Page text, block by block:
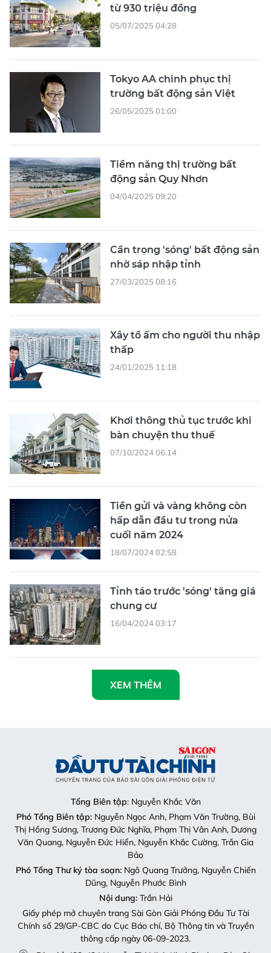
từ 930 triệu đồng
05/07/2025 04:28
Tokyo AA chinh phục thị
trường bất động sản Việt
26/05/2025 01:00
Tiềm năng thị trường bất
động sản Quy Nhơn
04/04/2025 09:20
Cẩn trọng 'sóng' bất động sản
nhờ sáp nhập tỉnh
27/03/2025 08:16
Xây tổ ấm cho người thu nhập
thấp
24/01/2025 11:18
Khơi thông thủ tục trước khi
bàn chuyện thu thuế
07/10/2024 06:14
Tiền gửi và vàng không còn
hấp dẫn đầu tư trong nửa
cuối năm 2024
18/07/2024 02:58
Tỉnh táo trước 'sóng' tăng giá
chung cư
16/04/2024 03:17
XEM THÊM
Tổng Biên tập: Nguyễn Khắc Văn
Phó Tổng Biên tập:Nguyễn Ngọc Anh, Phạm Văn Trường, Bùi
Thị Hồng Sương, Trương Đức Nghĩa, Phạm Thị Vân Anh, Dương
Văn Quang, Nguyễn Đức Hiển, Nguyễn Khắc Cường, Trần Gia
Bảo
Phó Tổng Thư ký tòa soạn:Ngô Quang Trưởng, Nguyễn Chiến
Dũng, Nguyễn Phước Bình
Nội dung:Trần Hải
Giấy phép mở chuyên trang Sài Gòn Giải Phóng Đầu Tư Tài
Chính số 29/GP-CBC do Cục Báo chí, Bộ Thông tin và Truyền
thông cấp ngày 06-09-2023.